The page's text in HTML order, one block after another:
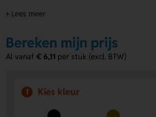
jouw eigen ontwerp, zelfs met individuele
Voordelen van de
draagkoord (500 ml)
Duurzame isolatie:
Houdt je drankje
koud dankzij de dubbele wand.
Volledig te personaliseren:Laat de
+ Lees meer
Bereken mijn prijs
Al vanaf€ 6,11 per stuk (excl. BTW)
1 Kies kleur